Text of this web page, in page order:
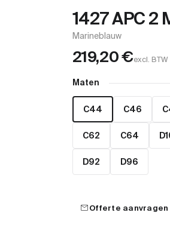
1427 APC
Marineblauw
219,20€excl. BTW
Maten
C44 C46
C62 C64
D92 D96
mailOfferte aanvragen